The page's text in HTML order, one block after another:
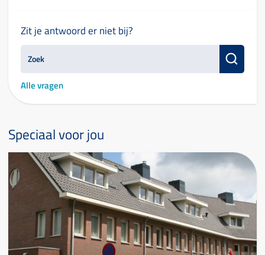
Zit je antwoord er niet bij?
Alle vragen
Speciaal voor jou